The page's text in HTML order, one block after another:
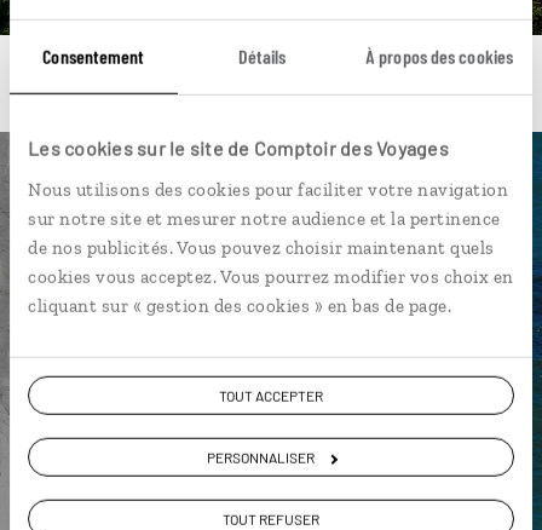
Consentement Détails À propos des cookies
Les cookies sur le site de Comptoir des Voyages
Nous utilisons des cookies pour faciliter votre navigation
sur notre site et mesurer notre audience et la pertinence
de nos publicités. Vous pouvez choisir maintenant quels
cookies vous acceptez. Vous pourrez modifier vos choix en
cliquant sur « gestion des cookies » en bas de page.
TOUT ACCEPTER
PERSONNALISER
TOUT REFUSER
Une envie de voyage
particulière ?
Agritourisme Argentario Chianti
Basilique St Pierre Florence Forums impériaux
Toscane
Arezzo